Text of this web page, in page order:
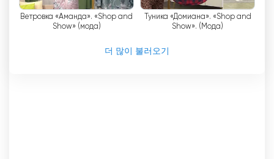
Ветровка «Аманда». «Shop and
Show» (мода)
Туника «Домиана». «Shop and
Show». (Мода)
더 많이 불러오기